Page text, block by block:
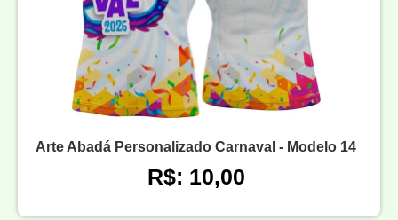
Arte Abadá Personalizado Carnaval - Modelo 14
R$: 10,00